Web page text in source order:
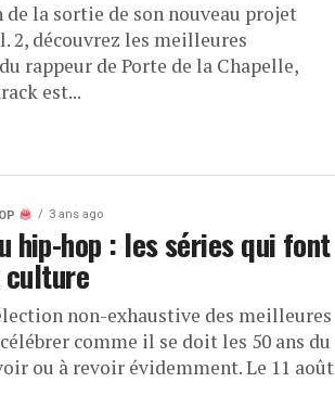
de la sortie de son nouveau projet
2, découvrez les meilleures
rappeur de Porte de la Chapelle,
est...
3 ans ago
hip-hop : les séries qui font
non-exhaustive des meilleures
comme il se doit les 50 ans du
ou à revoir évidemment. Le 11 août